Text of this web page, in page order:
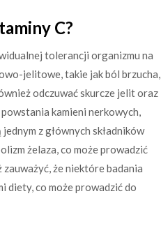
C?
tolerancji organizmu na
jelitowe, takie jak ból brzucha,
odczuwać skurcze jelit oraz
kamieni nerkowych,
z głównych składników
żelaza, co może prowadzić
że niektóre badania
diety, co może prowadzić do